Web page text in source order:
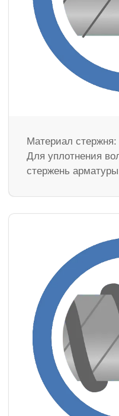
Материал стержня:
Для уплотнения
стержень